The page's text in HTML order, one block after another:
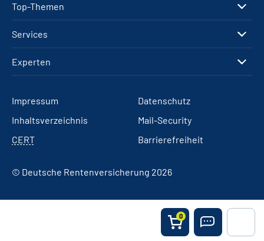
0
Top-Themen
Services
Experten
Impressum
Datenschutz
Inhaltsverzeichnis
Mail-Security
CERT
Barrierefreiheit
© Deutsche Rentenversicherung 2026